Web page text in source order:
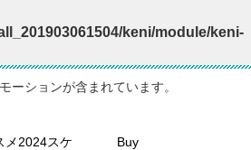
keni/module/keni-
ーションが含まれています。
メ2024スケ
Buy